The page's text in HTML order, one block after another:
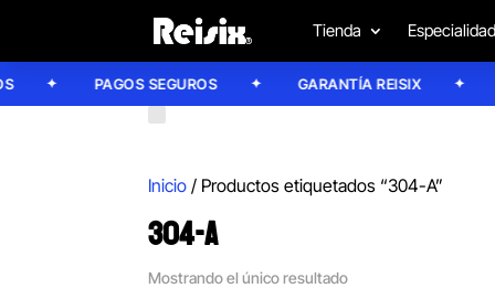
Tienda
PAGOS SEGUROS GARANTÍA REISIX
Inicio / Productos etiquetados “304-A”
304-A
Mostrando el único resultado